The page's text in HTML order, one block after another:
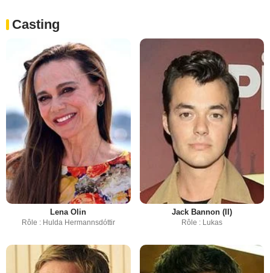
Casting
Lena Olin
Rôle : Hulda Hermannsdóttir
Jack Bannon (II)
Rôle : Lukas